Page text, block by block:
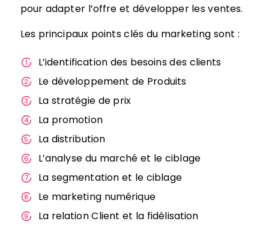
pour adapter l’offre et développer les ventes.
Les principaux points clés du marketing sont :
L’identification des besoins des clients
Le développement de Produits
La stratégie de prix
La promotion
La distribution
L’analyse du marché et le ciblage
La segmentation et le ciblage
Le marketing numérique
La relation Client et la fidélisation